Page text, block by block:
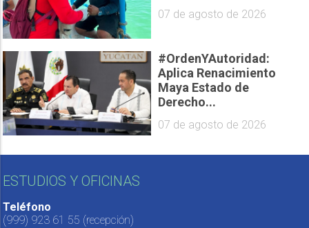
07 de agosto de 2026
#OrdenYAutoridad:
Aplica Renacimiento
Maya Estado de
Derecho...
07 de agosto de 2026
ESTUDIOS Y OFICINAS
Teléfono
(999) 923 61 55 (recepción)